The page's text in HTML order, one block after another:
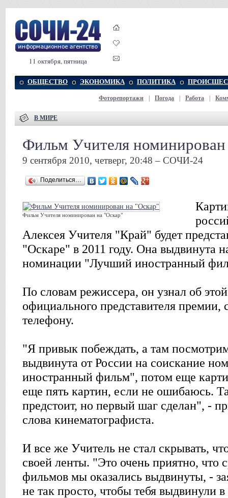
11 октября, пятница
ОБЩЕСТВО ЭКОНОМИКА ПОЛИТИКА
Фоторепортажи Погода Работа
В МИРЕ
Фильм Учителя
9 сентября 2010, четверг, 20:48 – СОЧИ-24
Поделиться…
Фильм Учителя номинирован на "Оскар"
Алексея Учителя "Край" будет
"Оскаре" в 2011 году. Она выдвинута
номинации "Лучший иностранный
По словам режиссера, он узнал об
официального представителя премии,
телефону.
"Я привык побеждать, а там
выдвинута от России на соискание
иностранный фильм", потом еще
еще пять картин, если не ошибаюсь.
предстоит, но первый шаг сделан", -
слова кинематографиста.
И все же Учитель не стал скрывать,
своей ленты. "Это очень приятно, что
фильмов мы оказались выдвинуты, -
не так просто, чтобы тебя выдвинули